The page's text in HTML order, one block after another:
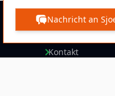
Nachricht an
Allgemein
Kontakt